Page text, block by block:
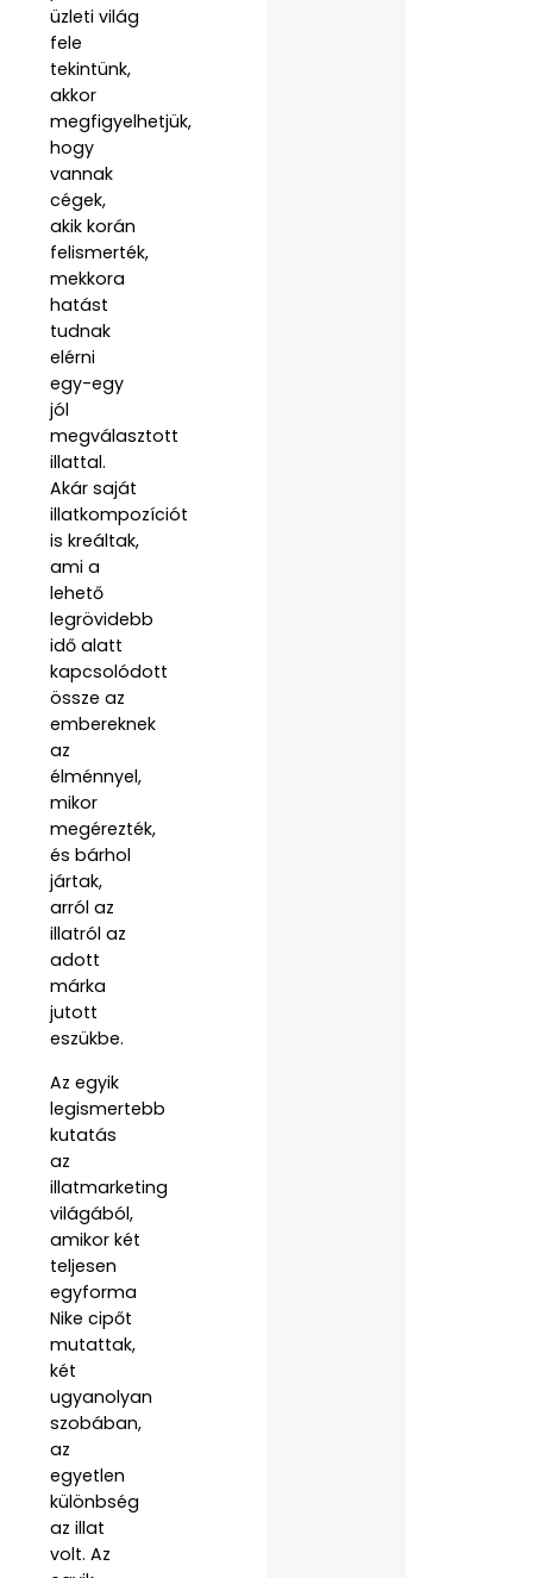
üzleti világ
fele
tekintünk,
akkor
megfigyelhetjük,
hogy
vannak
cégek,
akik korán
felismerték,
mekkora
hatást
tudnak
elérni
egy-egy
jól
megválasztott
illattal.
Akár saját
illatkompozíciót
is kreáltak,
ami a
lehető
legrövidebb
idő alatt
kapcsolódott
össze az
embereknek
az
élménnyel,
mikor
megérezték,
és bárhol
jártak,
arról az
illatról az
adott
márka
jutott
eszükbe.
Az egyik
legismertebb
kutatás
az
illatmarketing
világából,
amikor két
teljesen
egyforma
Nike cipőt
mutattak,
két
ugyanolyan
szobában,
az
egyetlen
különbség
az illat
volt. Az